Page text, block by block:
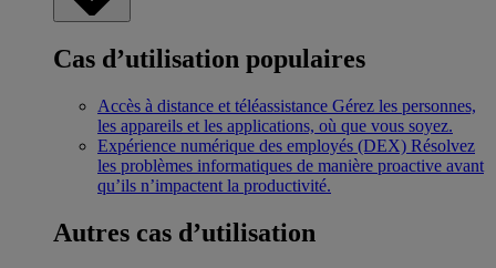
Cas d’utilisation populaires
Accès à distance et téléassistance Gérez les personnes,
les appareils et les applications, où que vous soyez.
Expérience numérique des employés (DEX) Résolvez
les problèmes informatiques de manière proactive avant
qu’ils n’impactent la productivité.
Autres cas d’utilisation